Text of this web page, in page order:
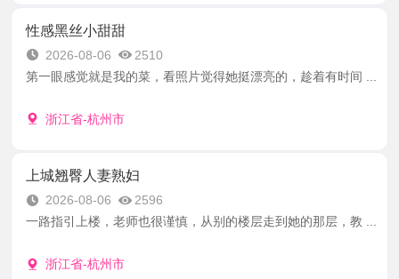
性感黑丝小甜甜
2026-08-06
2510
第一眼感觉就是我的菜，看照片觉得她挺漂亮的，趁着有时间 ...
浙江省-杭州市
上城翘臀人妻熟妇
2026-08-06
2596
一路指引上楼，老师也很谨慎，从别的楼层走到她的那层，教 ...
浙江省-杭州市